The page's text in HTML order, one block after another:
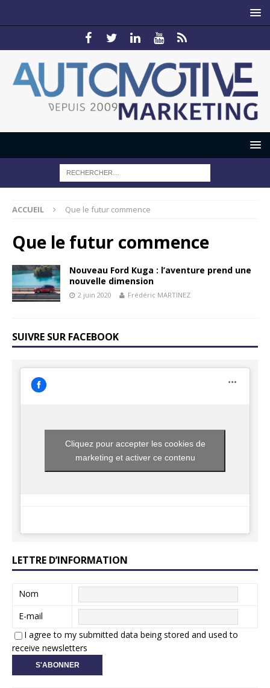
ACCUEIL Que le futur commence
Que le futur commence
Nouveau Ford Kuga : l’aventure prend une
nouvelle dimension
2 juin 2020 Frédéric MARTINEZ
SUIVRE SUR FACEBOOK
Cliquez pour accepter les cookies de
marketing et activer ce contenu
LETTRE D’INFORMATION
Nom
E-mail
I agree to my submitted data being stored and used to
receive newsletters